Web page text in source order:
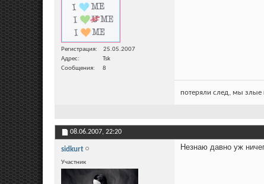
Регистрация
25.05.2007
Адрес
Tsk
Сообщения
8
потеряли след, мы
08.06.2007, 22:20
sidkurt
Участник
Незнаю давно уж